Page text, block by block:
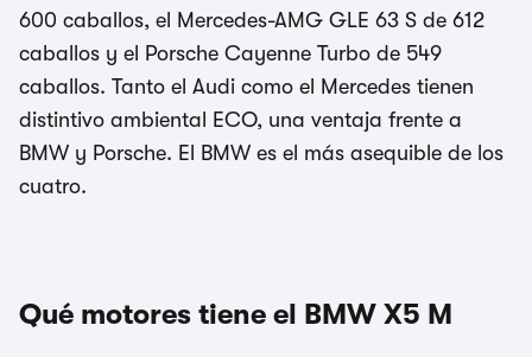
600 caballos, el Mercedes-AMG GLE 63 S de 612
caballos y el Porsche Cayenne Turbo de 549
caballos. Tanto el Audi como el Mercedes tienen
distintivo ambiental ECO, una ventaja frente a
BMW y Porsche. El BMW es el más asequible de los
cuatro.
Qué motores tiene el BMW X5 M